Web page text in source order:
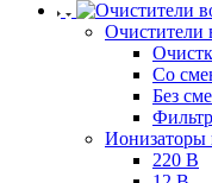
Очистители
Cо
Без
Ионизаторы
220 В